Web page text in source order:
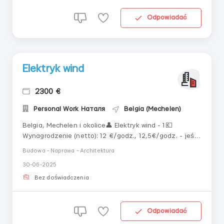
Odpowiadać
Elektryk wind
2300 €
Personal Work Наталя Belgia (Mechelen)
Belgia, Mechelen i okolice👤 Elektryk wind - 1💶
Wynagrodzenie (netto): 12 €/godz., 12,5€/godz. - jeśli
pt., dni robocze, sob. - w razie potrzeby. Od 8
godz./dzień. 160-200 godz./miesiąc.🛏 Zakwater...
Budowa - Naprawa - Architektura
30-06-2025
Bez doświadczenia
Odpowiadać